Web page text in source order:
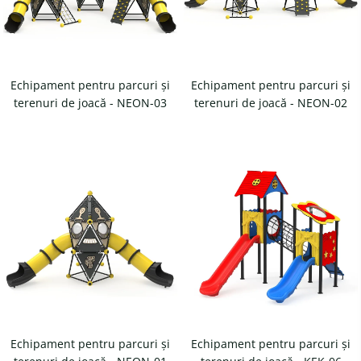
gunoi
Echipament pentru parcuri și
terenuri de joacă - NEON-03
Echipament pentru parcuri și
terenuri de joacă - NEON-02
Echipament pentru parcuri și
Echipament pentru parcuri și